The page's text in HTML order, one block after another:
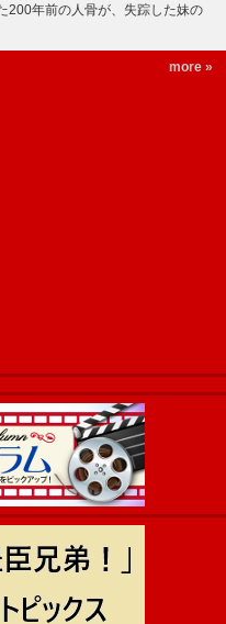
200年前の人骨が、失踪した妹の
more »